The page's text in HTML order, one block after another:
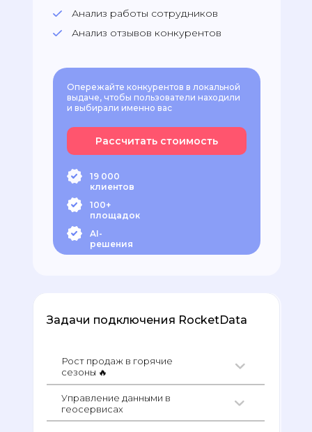
Анализ работы сотрудников
Анализ отзывов конкурентов
Рассчитать стоимость
Опережайте конкурентов в локальной
выдаче, чтобы пользователи находили
и выбирали именно вас
19 000
клиентов
100+
площадок
AI-
решения
Задачи подключения RocketData
Управление данными в
геосервисах
Рост продаж в горячие
сезоны 🔥